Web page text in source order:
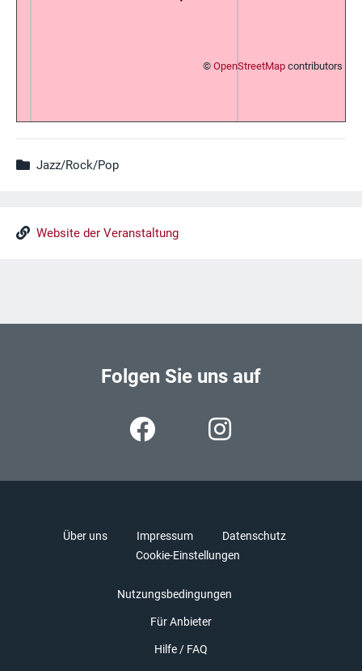
© OpenStreetMap contributors
Jazz/Rock/Pop
Website der Veranstaltung
Folgen Sie uns auf
Über uns Impressum
Datenschutz
Cookie-Einstellungen
Nutzungsbedingungen
Für Anbieter
Hilfe / FAQ